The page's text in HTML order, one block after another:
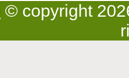
© copyright